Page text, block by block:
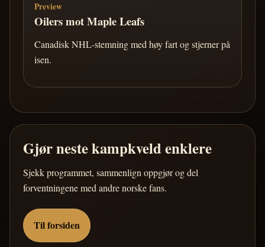
Preview
Oilers mot Maple Leafs
Canadisk NHL-stemning med høy fart og stjerner på
isen.
Gjør neste kampkveld enklere
Sjekk programmet, sammenlign oppgjør og del
forventningene med andre norske fans.
Til forsiden